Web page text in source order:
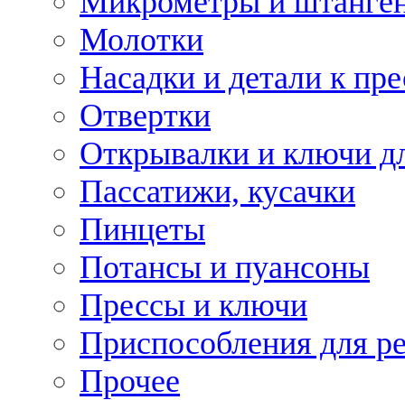
Молотки
Насадки и детали к
Отвертки
Открывалки и ключи
Пассатижи, кусачки
Пинцеты
Потансы и пуансоны
Прессы и ключи
Приспособления для
Прочее